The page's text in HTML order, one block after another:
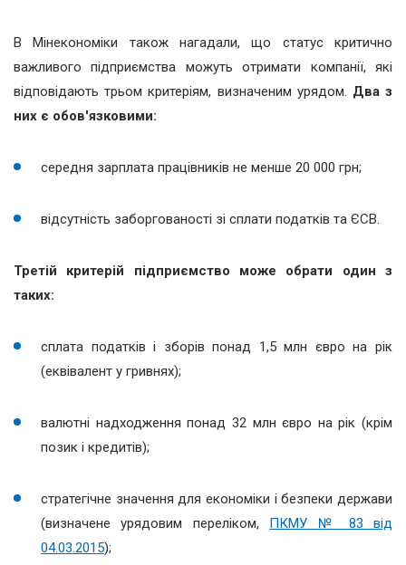
В Мінекономіки також нагадали, що статус критично
важливого підприємства можуть отримати компанії, які
відповідають трьом критеріям, визначеним урядом. Два з
них є обов'язковими:
середня зарплата працівників не менше 20 000 грн;
відсутність заборгованості зі сплати податків та ЄСВ.
Третій критерій підприємство може обрати один з
таких:
сплата податків і зборів понад 1,5 млн євро на рік
(еквівалент у гривнях);
валютні надходження понад 32 млн євро на рік (крім
позик і кредитів);
стратегічне значення для економіки і безпеки держави
(визначене урядовим переліком, ПКМУ № 83 від
04.03.2015);